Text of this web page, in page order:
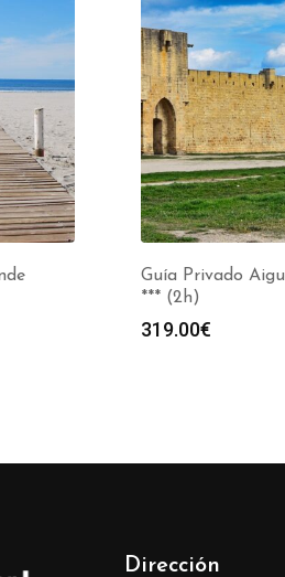
Guía Privado
*** (2h)
319.00€
Dirección